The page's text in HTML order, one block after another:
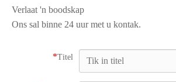
Verlaat 'n boodskap
Ons sal binne 24 uur met u kontak.
*Titel